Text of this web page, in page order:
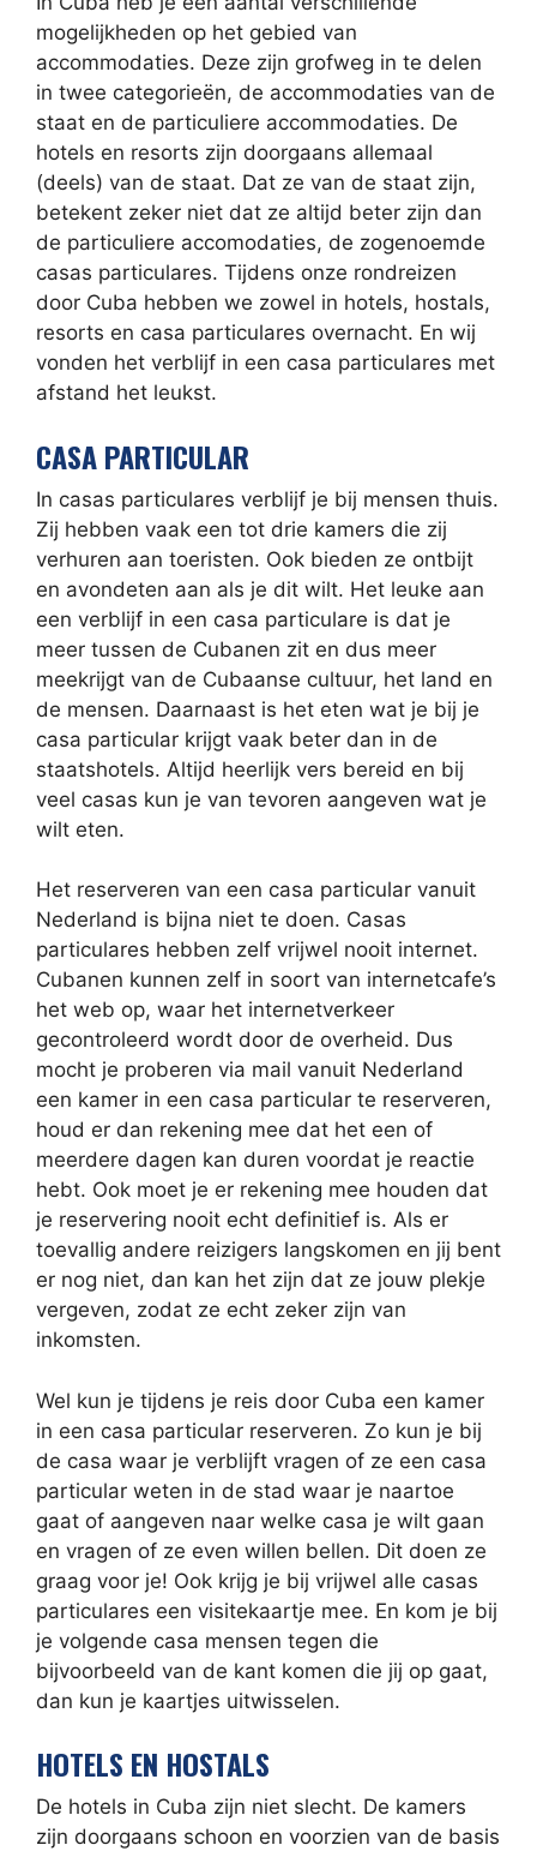
mogelijkheden op het gebied van
accommodaties. Deze zijn grofweg in te delen
in twee categorieën, de accommodaties van de
staat en de particuliere accommodaties. De
hotels en resorts zijn doorgaans allemaal
(deels) van de staat. Dat ze van de staat zijn,
betekent zeker niet dat ze altijd beter zijn dan
de particuliere accomodaties, de zogenoemde
casas particulares. Tijdens onze rondreizen
door Cuba hebben we zowel in hotels, hostals,
resorts en casa particulares overnacht. En wij
vonden het verblijf in een casa particulares met
afstand het leukst.
CASA PARTICULAR
In casas particulares verblijf je bij mensen thuis.
Zij hebben vaak een tot drie kamers die zij
verhuren aan toeristen. Ook bieden ze ontbijt
en avondeten aan als je dit wilt. Het leuke aan
een verblijf in een casa particulare is dat je
meer tussen de Cubanen zit en dus meer
meekrijgt van de Cubaanse cultuur, het land en
de mensen. Daarnaast is het eten wat je bij je
casa particular krijgt vaak beter dan in de
staatshotels. Altijd heerlijk vers bereid en bij
veel casas kun je van tevoren aangeven wat je
wilt eten.
Het reserveren van een casa particular vanuit
Nederland is bijna niet te doen. Casas
particulares hebben zelf vrijwel nooit internet.
Cubanen kunnen zelf in soort van internetcafe’s
het web op, waar het internetverkeer
gecontroleerd wordt door de overheid. Dus
mocht je proberen via mail vanuit Nederland
een kamer in een casa particular te reserveren,
houd er dan rekening mee dat het een of
meerdere dagen kan duren voordat je reactie
hebt. Ook moet je er rekening mee houden dat
je reservering nooit echt definitief is. Als er
toevallig andere reizigers langskomen en jij bent
er nog niet, dan kan het zijn dat ze jouw plekje
vergeven, zodat ze echt zeker zijn van
inkomsten.
Wel kun je tijdens je reis door Cuba een kamer
in een casa particular reserveren. Zo kun je bij
de casa waar je verblijft vragen of ze een casa
particular weten in de stad waar je naartoe
gaat of aangeven naar welke casa je wilt gaan
en vragen of ze even willen bellen. Dit doen ze
graag voor je! Ook krijg je bij vrijwel alle casas
particulares een visitekaartje mee. En kom je bij
je volgende casa mensen tegen die
bijvoorbeeld van de kant komen die jij op gaat,
dan kun je kaartjes uitwisselen.
HOTELS EN HOSTALS
De hotels in Cuba zijn niet slecht. De kamers
zijn doorgaans schoon en voorzien van de basis